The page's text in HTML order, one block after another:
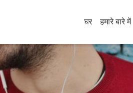
घर हमारे बारे में